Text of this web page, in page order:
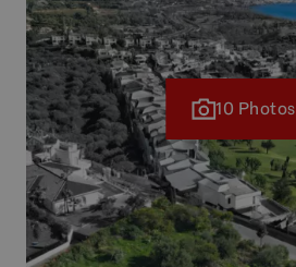
10 Photos